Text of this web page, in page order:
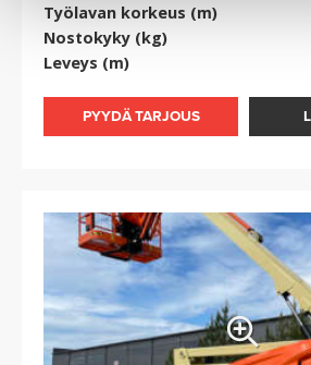
Työlavan korkeus (m)
Nostokyky (kg)
Leveys (m)
PYYDÄ TARJOUS